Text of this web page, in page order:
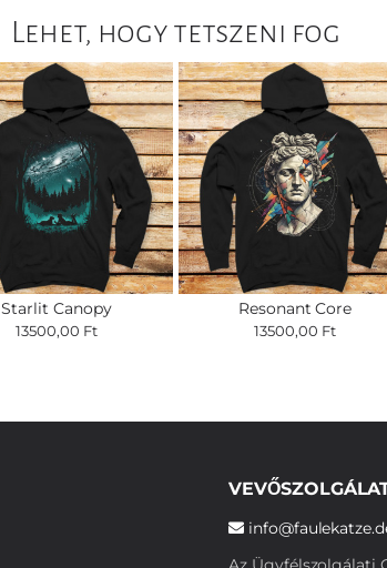
Lehet, hogy tetszeni fog
Starlit Canopy
13500,00 Ft
Resonant Core
13500,00 Ft